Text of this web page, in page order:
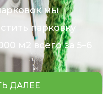
мы
парковку
м2 всего за 5–6
ДАЛЕЕ